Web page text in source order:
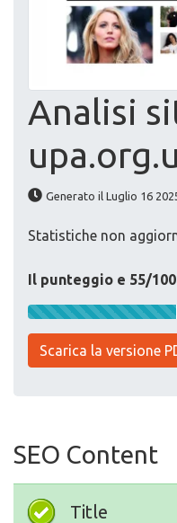
Analisi
Generato il Luglio 16
Statistiche non
Il punteggio e 55/100
Scarica la versione
SEO Content
Title